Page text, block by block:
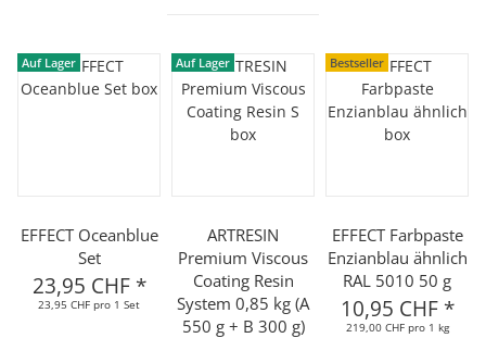
Auf Lager
EFFECT Oceanblue
Set
23,95 CHF *
23,95 CHF pro 1 Set
Auf Lager
ARTRESIN
Premium Viscous
Coating Resin
System 0,85 kg (A
550 g + B 300 g)
Bestseller
EFFECT Farbpaste
Enzianblau ähnlich
RAL 5010 50 g
10,95 CHF *
219,00 CHF pro 1 kg